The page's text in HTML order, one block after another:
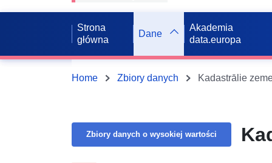
Strona
główna
Dane
Akademia
data.europa
Home Zbiory danych Kadastrālie
Zbiory danych o wysokiej wartości